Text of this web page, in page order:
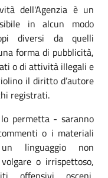
dell'Agenzia è un
in alcun modo
diversi da quelli
forma di pubblicità,
o di attività illegali e
il diritto d’autore
registrati.
permetta - saranno
o i materiali
linguaggio non
o irrispettoso,